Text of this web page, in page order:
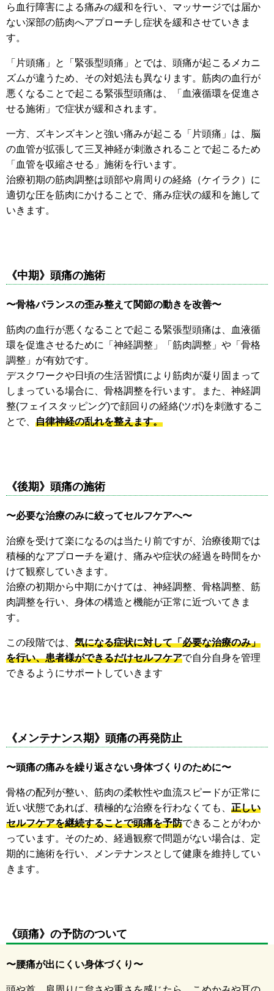
ら血行障害による痛みの緩和を行い、マッサージでは届か
ない深部の筋肉へアプローチし症状を緩和させていきま
す。
「片頭痛」と「緊張型頭痛」とでは、頭痛が起こるメカニ
ズムが違うため、その対処法も異なります。筋肉の血行が
悪くなることで起こる緊張型頭痛は、「血液循環を促進さ
せる施術」で症状が緩和されます。
一方、ズキンズキンと強い痛みが起こる「片頭痛」は、脳
の血管が拡張して三叉神経が刺激されることで起こるため
「血管を収縮させる」施術を行います。
治療初期の筋肉調整は頭部や肩周りの経絡（ケイラク）に
適切な圧を筋肉にかけることで、痛み症状の緩和を施して
いきます。
《中期》頭痛の施術
〜骨格バランスの歪み整えて関節の動きを改善〜
筋肉の血行が悪くなることで起こる緊張型頭痛は、血液循
環を促進させるために「神経調整」「筋肉調整」や「骨格
調整」が有効です。
デスクワークや日頃の生活習慣により筋肉が凝り固まって
しまっている場合に、骨格調整を行います。また、神経調
整(フェイスタッピング)で顔回りの経絡(ツボ)を刺激するこ
とで、 自律神経の乱れを整えます。
《後期》頭痛の施術
〜必要な治療のみに絞ってセルフケアへ〜
治療を受けて楽になるのは当たり前ですが、治療後期では
積極的なアプローチを避け、痛みや症状の経過を時間をか
けて観察していきます。
治療の初期から中期にかけては、神経調整、骨格調整、筋
肉調整を行い、身体の構造と機能が正常に近づいてきま
す。
この段階では、 気になる症状に対して「必要な治療のみ」
を行い、患者様ができるだけセルフケアで自分自身を管理
できるようにサポートしていきます
《メンテナンス期》頭痛の再発防止
〜頭痛の痛みを繰り返さない身体づくりのために〜
骨格の配列が整い、筋肉の柔軟性や血流スピードが正常に
近い状態であれば、積極的な治療を行わなくても、 正しい
セルフケアを継続することで頭痛を予防できることがわか
っています。そのため、経過観察で問題がない場合は、定
期的に施術を行い、メンテナンスとして健康を維持してい
きます。
《頭痛》の予防のついて
〜腰痛が出にくい身体づくり〜